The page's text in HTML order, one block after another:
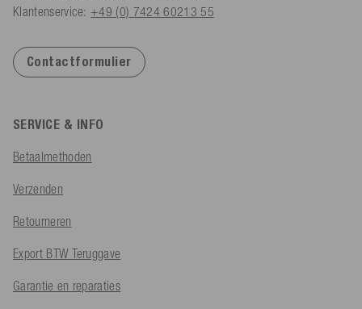
Klantenservice: +49 (0) 7424 60213 55
Contactformulier
SERVICE & INFO
Betaalmethoden
Verzenden
Retourneren
Export BTW Teruggave
Garantie en reparaties